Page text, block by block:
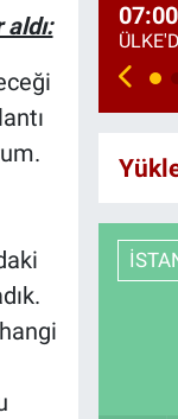
07:00